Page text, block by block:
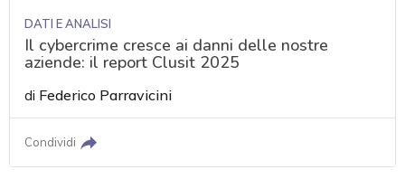
DATI E ANALISI
Il cybercrime cresce ai danni delle nostre
aziende: il report Clusit 2025
di Federico Parravicini
Condividi